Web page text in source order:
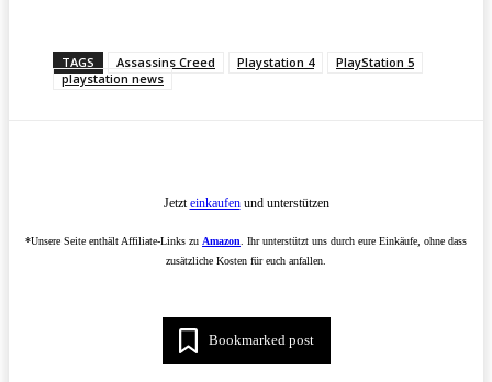
TAGS Assassins Creed Playstation 4
PlayStation 5
playstation news
Jetzteinkaufenund unterstützen
*Unsere Seite enthält Affiliate-Links zu Amazon . Ihr unterstützt uns durch eure Einkäufe, ohne dass
zusätzliche Kosten für euch anfallen.
Bookmarked post